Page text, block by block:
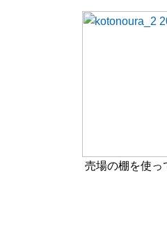
売場の棚を使っ